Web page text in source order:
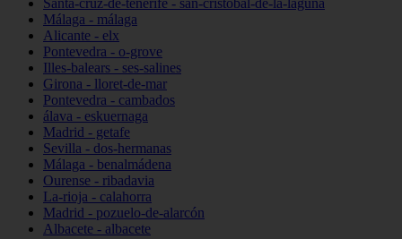
Santa-cruz-de-tenerife - san-cristóbal-de-la-laguna
Málaga - málaga
Alicante - elx
Pontevedra - o-grove
Illes-balears - ses-salines
Girona - lloret-de-mar
Pontevedra - cambados
álava - eskuernaga
Madrid - getafe
Sevilla - dos-hermanas
Málaga - benalmádena
Ourense - ribadavia
La-rioja - calahorra
Madrid - pozuelo-de-alarcón
Albacete - albacete